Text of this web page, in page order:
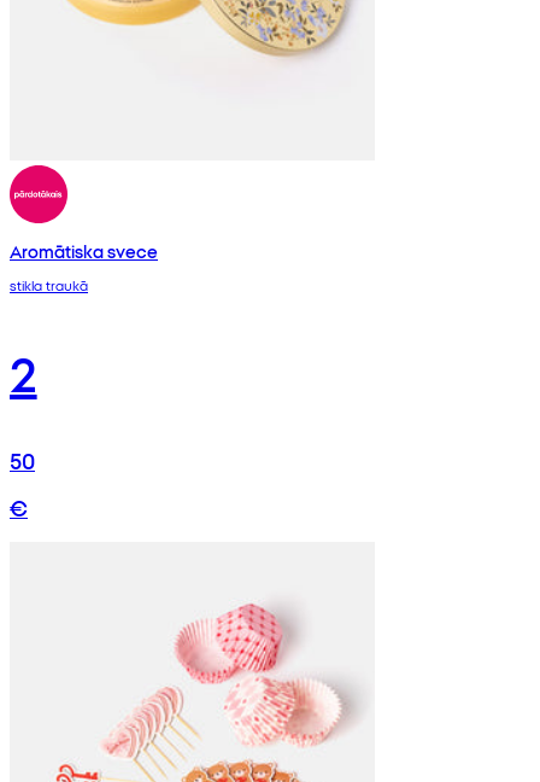
Aromātiska svece
stikla traukā
2
50
€